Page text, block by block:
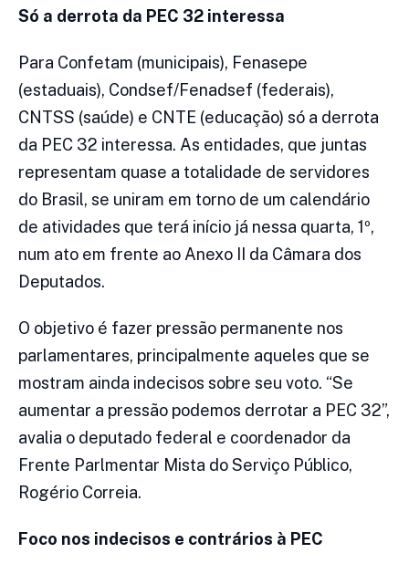
Só a derrota da PEC 32 interessa
Para Confetam (municipais), Fenasepe
(estaduais), Condsef/Fenadsef (federais),
CNTSS (saúde) e CNTE (educação) só a derrota
da PEC 32 interessa. As entidades, que juntas
representam quase a totalidade de servidores
do Brasil, se uniram em torno de um calendário
de atividades que terá início já nessa quarta, 1º,
num ato em frente ao Anexo II da Câmara dos
Deputados.
O objetivo é fazer pressão permanente nos
parlamentares, principalmente aqueles que se
mostram ainda indecisos sobre seu voto. “Se
aumentar a pressão podemos derrotar a PEC 32”,
avalia o deputado federal e coordenador da
Frente Parlmentar Mista do Serviço Público,
Rogério Correia.
Foco nos indecisos e contrários à PEC